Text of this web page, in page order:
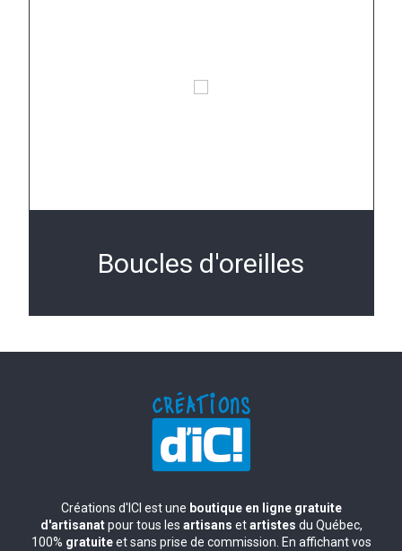
Boucles d'oreilles
Créations d'ICI est une boutique en ligne gratuite
d'artisanatpour tous les artisans etartistes du Québec,
100% gratuiteet sans prise de commission. En affichant vos